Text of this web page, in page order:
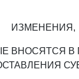
ИЗМЕНЕНИЯ,
ВНОСЯТСЯ В